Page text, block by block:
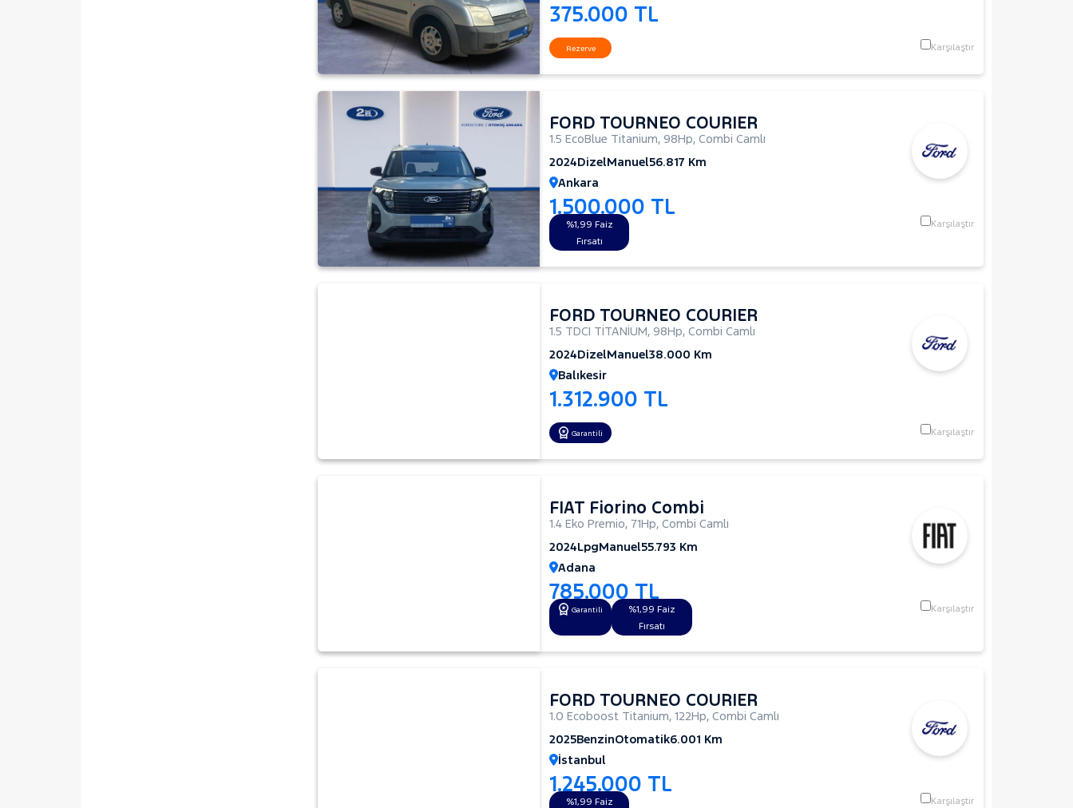
375.000 TL
Rezerve Karşılaştır
FORD TOURNEO COURIER
1.5 EcoBlue Titanium, 98Hp, Combi Camlı
2024DizelManuel56.817 Km
Ankara
1.500.000 TL
%1,99 Faiz
Fırsatı
Karşılaştır
FORD TOURNEO COURIER
1.5 TDCI TİTANİUM, 98Hp, Combi Camlı
2024DizelManuel38.000 Km
Balıkesir
1.312.900 TL
Garantili Karşılaştır
FIAT Fiorino Combi
1.4 Eko Premio, 71Hp, Combi Camlı
2024LpgManuel55.793 Km
Adana
785.000 TL
Garantili
%1,99 Faiz
Fırsatı
Karşılaştır
FORD TOURNEO COURIER
1.0 Ecoboost Titanium, 122Hp, Combi Camlı
2025BenzinOtomatik6.001 Km
İstanbul
1.245.000 TL
%1,99 Faiz Karşılaştır